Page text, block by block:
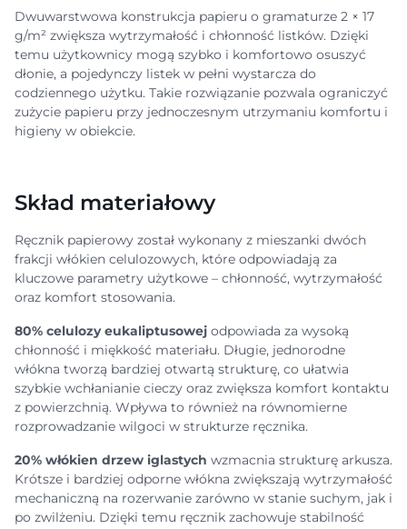
Dwuwarstwowa konstrukcja papieru o gramaturze 2 × 17
g/m² zwiększa wytrzymałość i chłonność listków. Dzięki
temu użytkownicy mogą szybko i komfortowo osuszyć
dłonie, a pojedynczy listek w pełni wystarcza do
codziennego użytku. Takie rozwiązanie pozwala ograniczyć
zużycie papieru przy jednoczesnym utrzymaniu komfortu i
higieny w obiekcie.
Skład materiałowy
Ręcznik papierowy został wykonany z mieszanki dwóch
frakcji włókien celulozowych, które odpowiadają za
kluczowe parametry użytkowe – chłonność, wytrzymałość
oraz komfort stosowania.
80% celulozy eukaliptusowej odpowiada za wysoką
chłonność i miękkość materiału. Długie, jednorodne
włókna tworzą bardziej otwartą strukturę, co ułatwia
szybkie wchłanianie cieczy oraz zwiększa komfort kontaktu
z powierzchnią. Wpływa to również na równomierne
rozprowadzanie wilgoci w strukturze ręcznika.
20% włókien drzew iglastych wzmacnia strukturę arkusza.
Krótsze i bardziej odporne włókna zwiększają wytrzymałość
mechaniczną na rozerwanie zarówno w stanie suchym, jak i
po zwilżeniu. Dzięki temu ręcznik zachowuje stabilność